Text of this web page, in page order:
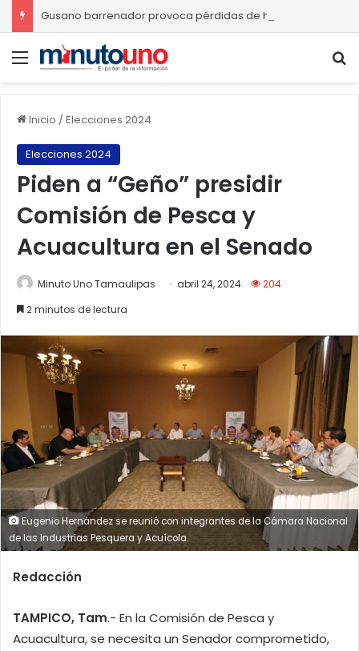
Menú
Inicio /Elecciones 2024
Elecciones 2024
Piden a “Geño” presidir
Comisión de Pesca y
Acuacultura en el Senado
Minuto Uno Tamaulipas abril 24, 2024
204
2 minutos de lectura
Eugenio Hernández se reunió con integrantes de la Cámara Nacional
de las Industrias Pesquera y Acuícola.
Redacción
TAMPICO, Tam.- En la Comisión de Pesca y
Acuacultura, se necesita un Senador comprometido,